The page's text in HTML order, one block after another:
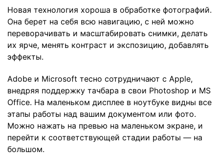
Новая технология хороша в обработке фотографий.
Она берет на себя всю навигацию, с ней можно
переворачивать и масштабировать снимки, делать
их ярче, менять контраст и экспозицию, добавлять
эффекты.
Adobe и Microsoft тесно сотрудничают с Apple,
внедряя поддержку тачбара в свои Photoshop и MS
Office. На маленьком дисплее в ноутбуке видны все
этапы работы над вашим документом или фото.
Можно нажать на превью на маленьком экране, и
перейти к соответствующей стадии работы — на
большом.